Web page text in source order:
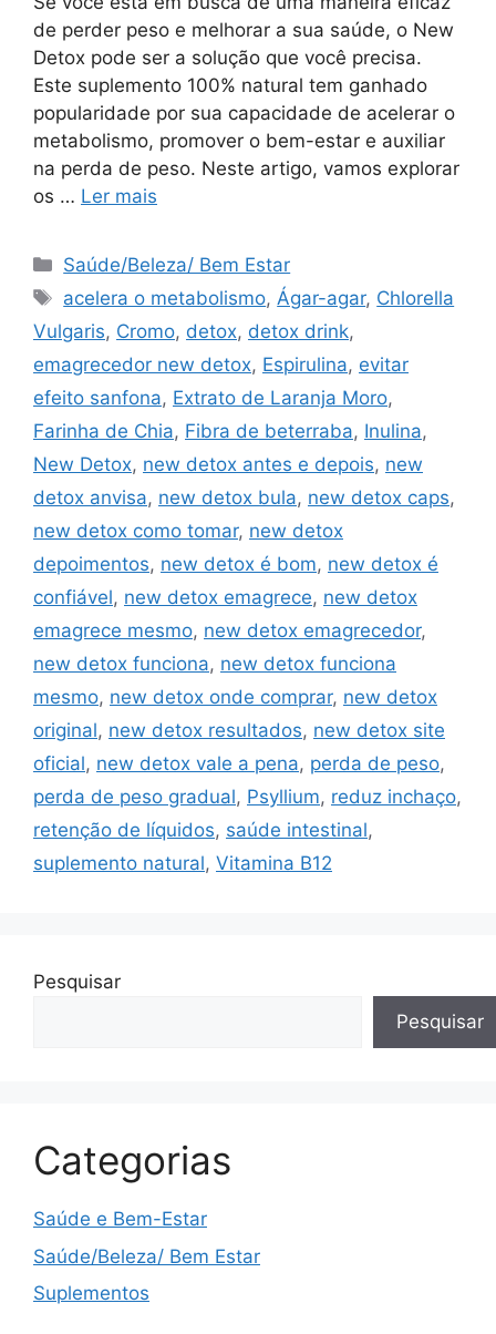
de perder peso e melhorar a sua saúde, o New
Detox pode ser a solução que você precisa.
Este suplemento 100% natural tem ganhado
popularidade por sua capacidade de acelerar o
metabolismo, promover o bem-estar e auxiliar
na perda de peso. Neste artigo, vamos explorar
os … Ler mais
Categorias
Saúde/Beleza/ Bem Estar
Tags
acelera o metabolismo,Ágar-agar, Chlorella
Vulgaris, Cromo, detox, detox drink,
emagrecedor new detox, Espirulina, evitar
efeito sanfona, Extrato de Laranja Moro,
Farinha de Chia, Fibra de beterraba, Inulina,
New Detox, new detox antes e depois, new
detox anvisa, new detox bula, new detox caps,
new detox como tomar, new detox
depoimentos, new detox é bom, new detox é
confiável, new detox emagrece, new detox
emagrece mesmo, new detox emagrecedor,
new detox funciona, new detox funciona
mesmo, new detox onde comprar, new detox
original, new detox resultados, new detox site
oficial, new detox vale a pena, perda de peso,
perda de peso gradual, Psyllium, reduz inchaço,
retenção de líquidos, saúde intestinal,
suplemento natural, Vitamina B12
Pesquisar
Pesquisar
Categorias
Saúde e Bem-Estar
Saúde/Beleza/ Bem Estar
Suplementos